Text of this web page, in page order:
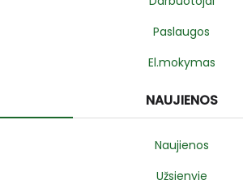
Paslaugos
El.mokymas
NAUJIENOS
Naujienos
Užsienyje